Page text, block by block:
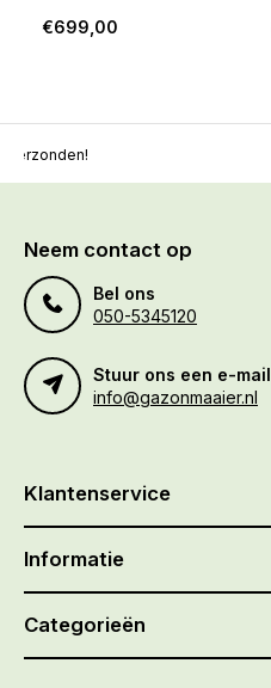
€699,00
verzonden!
Neem contact op
Bel ons
050-5345120
Stuur ons een e-mail
info@gazonmaaier.nl
Klantenservice
Informatie
Categorieën